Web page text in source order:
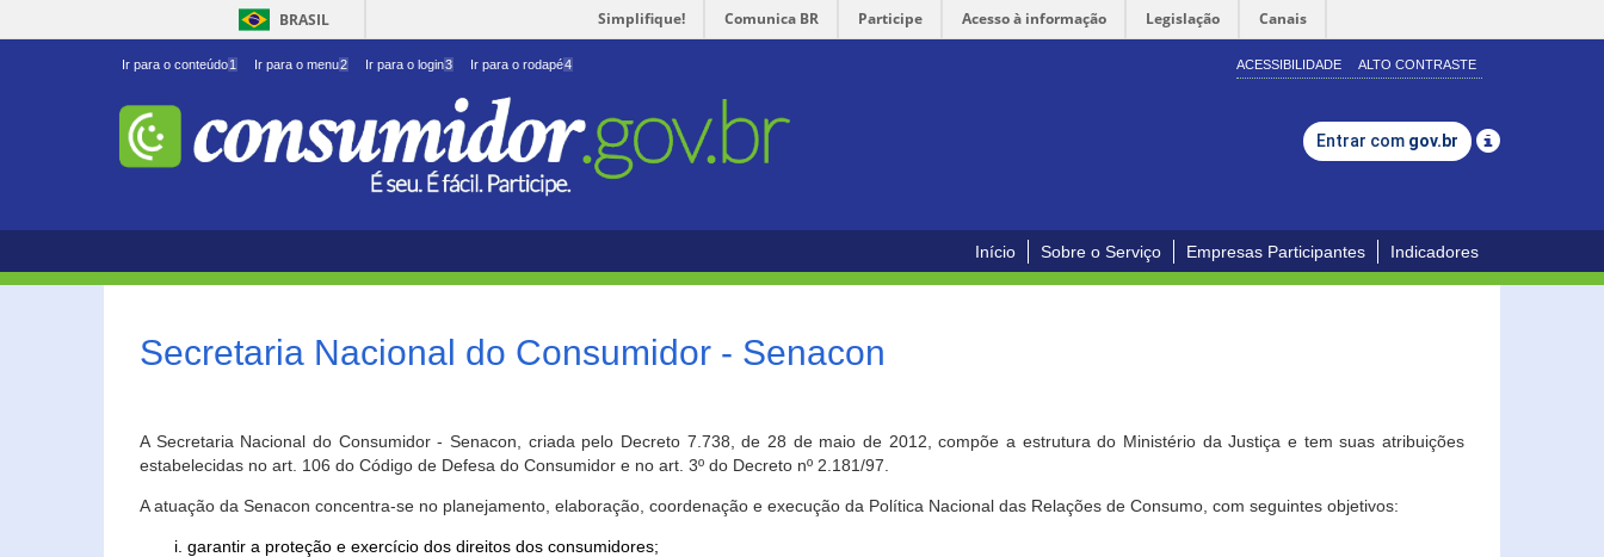
BRASIL Simplifique! Comunica BR Participe Acesso à informação Legislação Canais
Ir para o conteúdo1 Ir para o menu2 Ir para o login3 Ir para o rodapé4 ACESSIBILIDADE ALTO CONTRASTE
Entrar com gov.br
Início Sobre o Serviço Empresas Participantes Indicadores
Secretaria Nacional do Consumidor - Senacon
A Secretaria Nacional do Consumidor - Senacon, criada pelo Decreto 7.738, de 28 de maio de 2012, compõe a estrutura do Ministério da Justiça e tem suas atribuições
estabelecidas no art. 106 do Código de Defesa do Consumidor e no art. 3º do Decreto nº 2.181/97.
A atuação da Senacon concentra-se no planejamento, elaboração, coordenação e execução da Política Nacional das Relações de Consumo, com seguintes objetivos:
garantir a proteção e exercício dos direitos dos consumidores;